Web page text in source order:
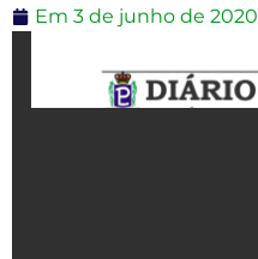
Em 3 de junho de 2020